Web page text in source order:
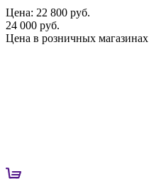
Цена: 22 800 руб.
24 000 руб.
Цена в розничных магазинах